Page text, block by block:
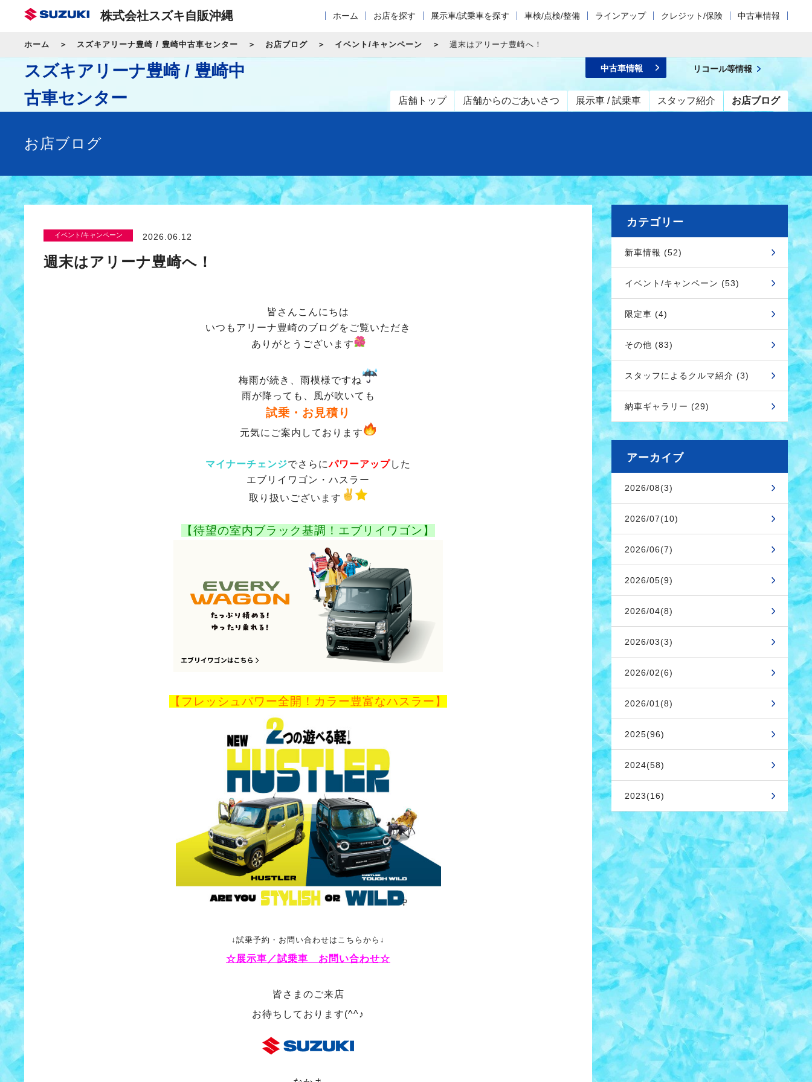
株式会社スズキ自販沖縄 ホーム お店を探す 展示車/試乗車を探す 車検/点検/整備 ラインアップ クレジット/保険 中古車情報
ホーム スズキアリーナ豊崎 / 豊崎中古車センター お店ブログ イベント/キャンペーン 週末はアリーナ豊崎へ！
スズキアリーナ豊崎 / 豊崎中
古車センター
店舗トップ 店舗からのごあいさつ 展示車 / 試乗車 スタッフ紹介 お店ブログ
中古車情報 リコール等情報
お店ブログ
イベント/キャンペーン 2026.06.12
週末はアリーナ豊崎へ！
皆さんこんにちは
いつもアリーナ豊崎のブログをご覧いただき
ありがとうございます
梅雨が続き、雨模様ですね
雨が降っても、風が吹いても
試乗・お見積り
元気にご案内しております
マイナーチェンジでさらにパワーアップした
エブリイワゴン・ハスラー
取り扱いございます
【待望の室内ブラック基調！エブリイワゴン】
【フレッシュパワー全開！カラー豊富なハスラー】
↓試乗予約・お問い合わせはこちらから↓
☆展示車／試乗車 お問い合わせ☆
皆さまのご来店
お待ちしております(^^♪
カテゴリー
新車情報 (52)
イベント/キャンペーン (53)
限定車 (4)
その他 (83)
スタッフによるクルマ紹介 (3)
納車ギャラリー (29)
アーカイブ
2026/08(3)
2026/07(10)
2026/06(7)
2026/05(9)
2026/04(8)
2026/03(3)
2026/02(6)
2026/01(8)
2025(96)
2024(58)
2023(16)